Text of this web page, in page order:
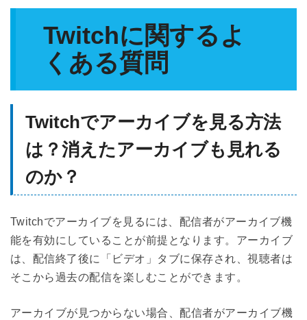
Twitchに関するよ
くある質問
Twitchでアーカイブを見る方法
は？消えたアーカイブも見れる
のか？
Twitchでアーカイブを見るには、配信者がアーカイブ機
能を有効にしていることが前提となります。アーカイブ
は、配信終了後に「ビデオ」タブに保存され、視聴者は
そこから過去の配信を楽しむことができます。
アーカイブが見つからない場合、配信者がアーカイブ機